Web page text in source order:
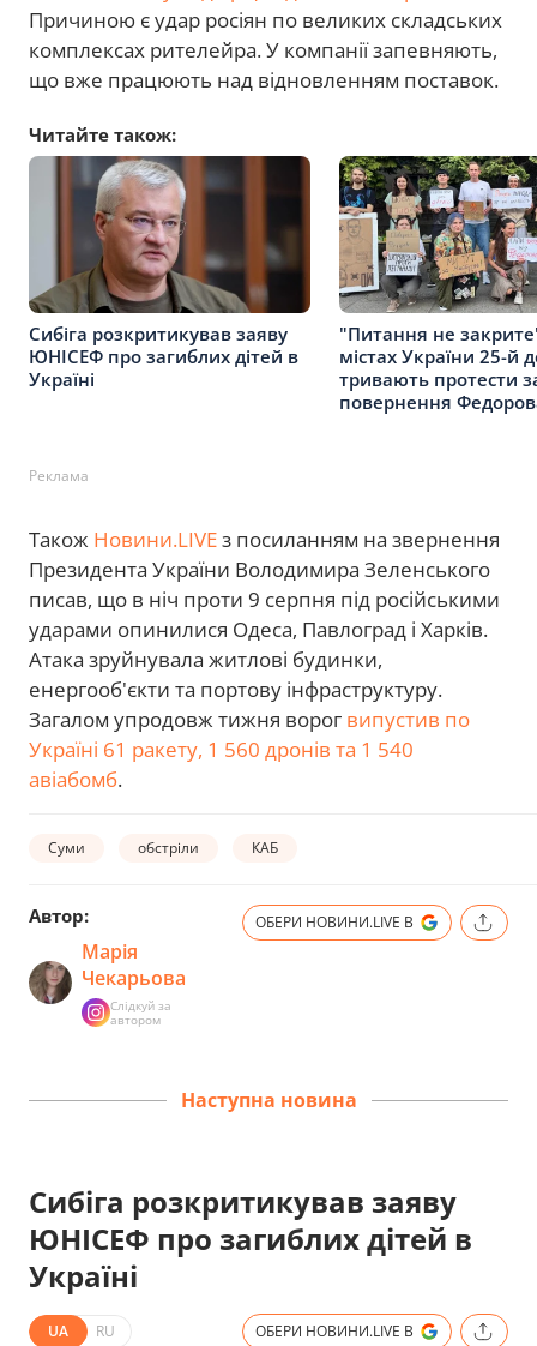
Причиною є удар росіян по великих складських
комплексах рителейра. У компанії запевняють,
що вже працюють над відновленням поставок.
Читайте також:
Сибіга розкритикував заяву
ЮНІСЕФ про загиблих дітей в
Україні
"Питання не
містах України 25-й
тривають протести
повернення
Реклама
Також Новини.LIVEз посиланням на звернення
Президента України Володимира Зеленського
писав, що в ніч проти 9 серпня під російськими
ударами опинилися Одеса, Павлоград і Харків.
Атака зруйнувала житлові будинки,
енергооб'єкти та портову інфраструктуру.
Загалом упродовж тижня ворог випустив по
Україні 61 ракету, 1 560 дронів та 1 540
авіабомб.
Суми обстріли КАБ
Автор:
Марія
Чекарьова
Слідкуй за
автором
ОБЕРИ НОВИНИ.LIVE В
Наступна новина
Сибіга розкритикував заяву
ЮНІСЕФ про загиблих дітей в
Україні
UA RU ОБЕРИ НОВИНИ.LIVE В